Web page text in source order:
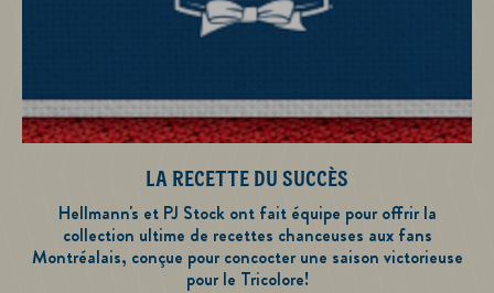
LA RECETTE DU SUCCÈS
Hellmann's et PJ Stock ont fait équipe pour offrir la
collection ultime de recettes chanceuses aux fans
Montréalais, conçue pour concocter une saison victorieuse
pour le Tricolore!